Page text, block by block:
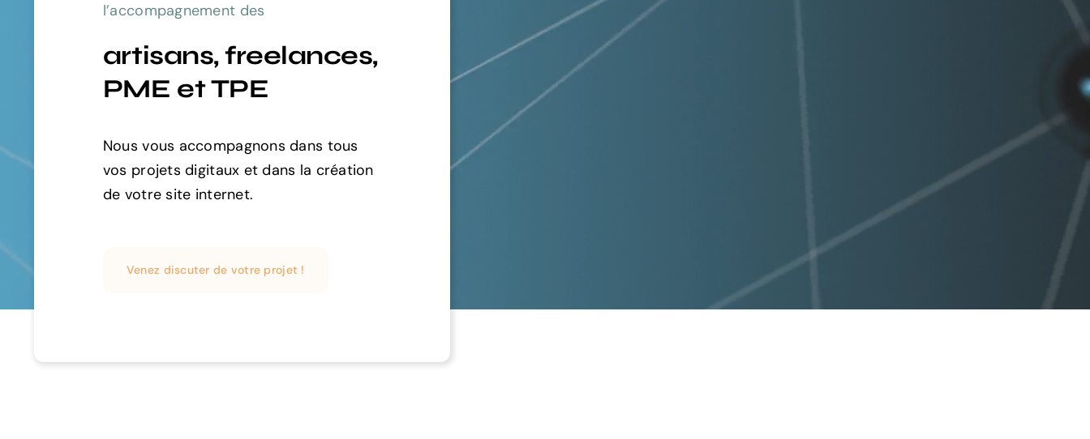
l’accompagnement des
artisans, freelances,
PME et TPE
Nous vous accompagnons dans tous
vos projets digitaux et dans la création
de votre site internet.
Venez discuter de votre projet !